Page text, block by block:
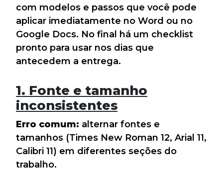
com modelos e passos que você pode
aplicar imediatamente no Word ou no
Google Docs. No final há um checklist
pronto para usar nos dias que
antecedem a entrega.
1. Fonte e tamanho
inconsistentes
Erro comum: alternar fontes e
tamanhos (Times New Roman 12, Arial 11,
Calibri 11) em diferentes seções do
trabalho.